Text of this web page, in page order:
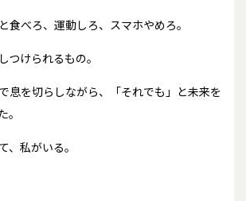
食べろ、運動しろ、スマホやめろ。
つけられるもの。
息を切らしながら、「それでも」と未来を
、私がいる。